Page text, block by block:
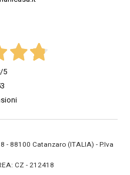
/5
- 88100 Catanzaro (ITALIA) - P.Iva
CZ - 212418